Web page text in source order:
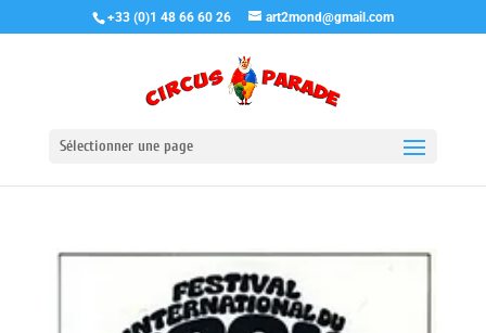
+33 (0)1 48 66 60 26 art2mond@gmail.com
Sélectionner une page